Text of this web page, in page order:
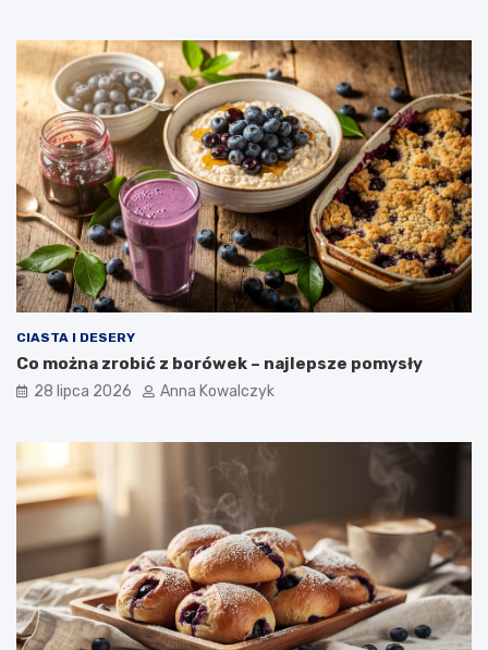
CIASTA I DESERY
Co można zrobić z borówek – najlepsze pomysły
28 lipca 2026 Anna Kowalczyk